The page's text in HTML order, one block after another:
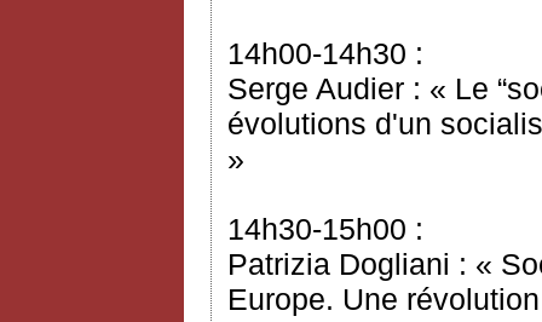
14h00-14h30 :
Serge Audier : « Le
évolutions d'un
»
14h30-15h00 :
Patrizia Dogliani : «
Europe. Une